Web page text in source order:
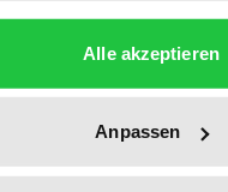
haben.
Alle akzeptieren
Anpassen
management are
updated and
from labor
Updated and
such as